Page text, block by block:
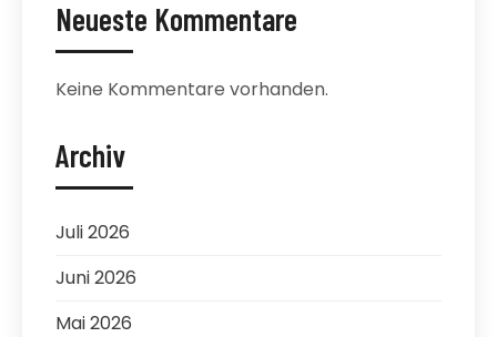
Neueste Kommentare
Keine Kommentare vorhanden.
Archiv
Juli 2026
Juni 2026
Mai 2026